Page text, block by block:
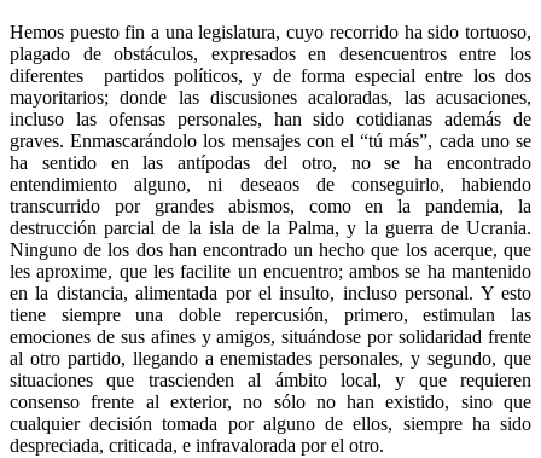
Hemos puesto fin a una legislatura, cuyo recorrido ha sido tortuoso,
plagado de obstáculos, expresados en desencuentros entre los
diferentes partidos políticos, y de forma especial entre los dos
mayoritarios; donde las discusiones acaloradas, las acusaciones,
incluso las ofensas personales, han sido cotidianas además de
graves. Enmascarándolo los mensajes con el “tú más”, cada uno se
ha sentido en las antípodas del otro, no se ha encontrado
entendimiento alguno, ni deseaos de conseguirlo, habiendo
transcurrido por grandes abismos, como en la pandemia, la
destrucción parcial de la isla de la Palma, y la guerra de Ucrania.
Ninguno de los dos han encontrado un hecho que los acerque, que
les aproxime, que les facilite un encuentro; ambos se ha mantenido
en la distancia, alimentada por el insulto, incluso personal. Y esto
tiene siempre una doble repercusión, primero, estimulan las
emociones de sus afines y amigos, situándose por solidaridad frente
al otro partido, llegando a enemistades personales, y segundo, que
situaciones que trascienden al ámbito local, y que requieren
consenso frente al exterior, no sólo no han existido, sino que
cualquier decisión tomada por alguno de ellos, siempre ha sido
despreciada, criticada, e infravalorada por el otro.